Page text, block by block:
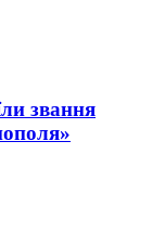
звання